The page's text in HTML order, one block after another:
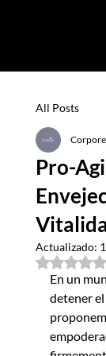
All Posts
Pro-
Actualizado:
En un
detener